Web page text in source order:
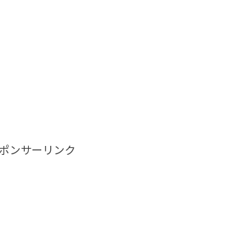
ンサーリンク